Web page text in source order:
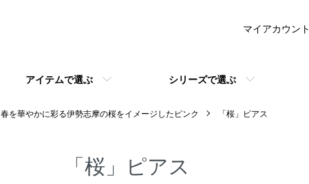
アイテムで選ぶ シリーズで選ぶ
マイアカウント
春を華やかに彩る伊勢志摩の桜をイメージしたピンク 「桜」ピアス
「桜」ピアス